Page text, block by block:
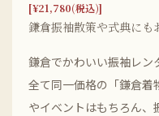
[¥21,780(税込)]
鎌倉振袖散策や式典にも
鎌倉でかわいい振袖レン
全て同一価格の「鎌倉着
やイベントはもちろん